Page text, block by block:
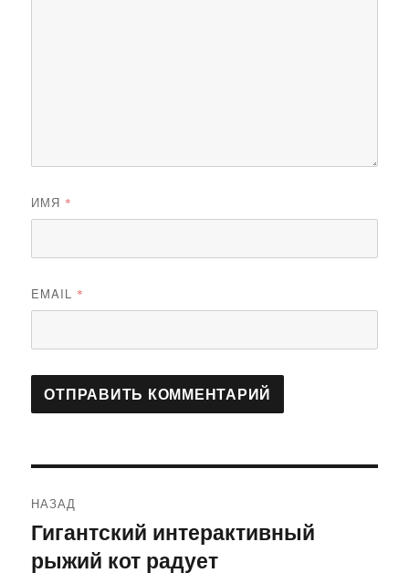
ИМЯ *
EMAIL *
по
записям
НАЗАД
Предыдущая
запись:
Гигантский интерактивный
рыжий кот радует